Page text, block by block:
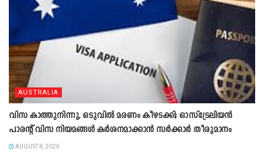
AUSTRALIA
വിസ കാത്തുനിന്നു, ഒടുവിൽ മരണം കീഴടക്കി; ഓസ്‌ട്രേലിയൻ
പാരന്റ് വിസ നിയമങ്ങൾ കർശനമാക്കാൻ സർക്കാർ തീരുമാനം
AUGUST 8, 2026